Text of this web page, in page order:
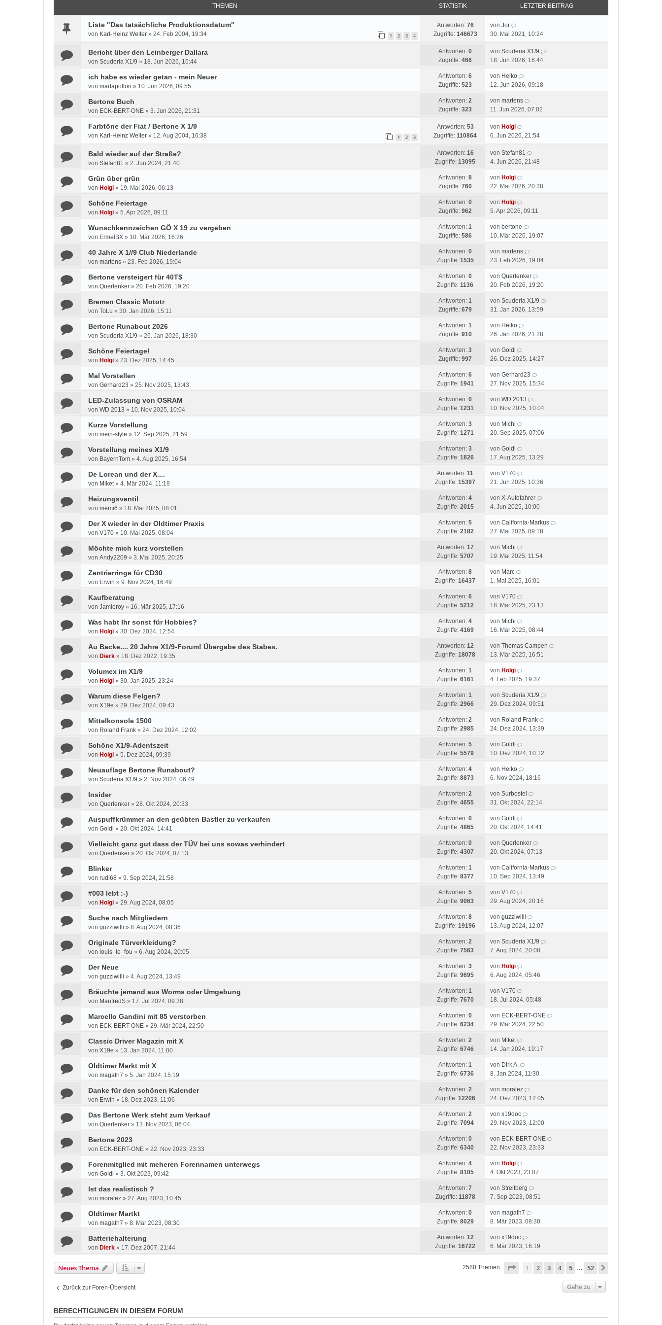
THEMEN STATISTIK LETZTER BEITRAG
Liste "Das tatsächliche Produktionsdatum"
von Karl-Heinz Welter » 24. Feb 2004, 19:34 1 2 3 4
Antworten: 76
Zugriffe: 146673
von Jor
30. Mai 2021, 10:24
Bericht über den Leinberger Dallara
von Scuderia X1/9 » 18. Jun 2026, 16:44
Antworten: 0
Zugriffe: 466
von Scuderia X1/9
18. Jun 2026, 16:44
ich habe es wieder getan - mein Neuer
von madapollon » 10. Jun 2026, 09:55
Antworten: 6
Zugriffe: 523
von Heiko
12. Jun 2026, 09:18
Bertone Buch
von ECK-BERT-ONE » 3. Jun 2026, 21:31
Antworten: 2
Zugriffe: 323
von martens
11. Jun 2026, 07:02
Farbtöne der Fiat / Bertone X 1/9
von Karl-Heinz Welter » 12. Aug 2004, 16:38 1 2 3
Antworten: 53
Zugriffe: 110864
von Holgi
6. Jun 2026, 21:54
Bald wieder auf der Straße?
von Stefan81 » 2. Jun 2024, 21:40
Antworten: 16
Zugriffe: 13095
von Stefan81
4. Jun 2026, 21:48
Grün über grün
von Holgi » 19. Mai 2026, 06:13
Antworten: 8
Zugriffe: 760
von Holgi
22. Mai 2026, 20:38
Schöne Feiertage
von Holgi » 5. Apr 2026, 09:11
Antworten: 0
Zugriffe: 962
von Holgi
5. Apr 2026, 09:11
Wunschkennzeichen GÖ X 19 zu vergeben
von ErmelBX » 10. Mär 2026, 16:26
Antworten: 1
Zugriffe: 586
von bertone
10. Mär 2026, 19:07
40 Jahre X 1//9 Club Niederlande
von martens » 23. Feb 2026, 19:04
Antworten: 0
Zugriffe: 1535
von martens
23. Feb 2026, 19:04
Bertone versteigert für 40T$
von Querlenker » 20. Feb 2026, 19:20
Antworten: 0
Zugriffe: 1136
von Querlenker
20. Feb 2026, 19:20
Bremen Classic Mototr
von ToLu » 30. Jan 2026, 15:11
Antworten: 1
Zugriffe: 679
von Scuderia X1/9
31. Jan 2026, 13:59
Bertone Runabout 2026
von Scuderia X1/9 » 26. Jan 2026, 18:30
Antworten: 1
Zugriffe: 910
von Heiko
26. Jan 2026, 21:28
Schöne Feiertage!
von Holgi » 23. Dez 2025, 14:45
Antworten: 3
Zugriffe: 997
von Goldi
26. Dez 2025, 14:27
Mal Vorstellen
von Gerhard23 » 25. Nov 2025, 13:43
Antworten: 6
Zugriffe: 1941
von Gerhard23
27. Nov 2025, 15:34
LED-Zulassung von OSRAM
von WD 2013 » 10. Nov 2025, 10:04
Antworten: 0
Zugriffe: 1231
von WD 2013
10. Nov 2025, 10:04
Kurze Vorstellung
von mein-style » 12. Sep 2025, 21:59
Antworten: 3
Zugriffe: 1271
von Michi
20. Sep 2025, 07:06
Vorstellung meines X1/9
von BayernTom » 4. Aug 2025, 16:54
Antworten: 3
Zugriffe: 1826
von Goldi
17. Aug 2025, 13:29
De Lorean und der X....
von Miket» 4. Mär 2024, 11:19
Antworten: 11
Zugriffe: 15397
von V170
21. Jun 2025, 10:36
Heizungsventil
von memi6 » 18. Mai 2025, 08:01
Antworten: 4
Zugriffe: 2015
von X-Autofahrer
4. Jun 2025, 10:00
Der X wieder in der Oldtimer Praxis
von V170 » 10. Mai 2025, 08:04
Antworten: 5
Zugriffe: 2182
von California-Markus
27. Mai 2025, 09:18
Möchte mich kurz vorstellen
von Andy2209 » 3. Mai 2025, 20:25
Antworten: 17
Zugriffe: 5707
von Michi
19. Mai 2025, 11:54
Zentrierringe für CD30
von Erwin » 9. Nov 2024, 16:49
Antworten: 8
Zugriffe: 16437
von Marc
1. Mai 2025, 16:01
Kaufberatung
von Jamieroy » 16. Mär 2025, 17:16
Antworten: 6
Zugriffe: 5212
von V170
18. Mär 2025, 23:13
Was habt Ihr sonst für Hobbies?
von Holgi » 30. Dez 2024, 12:54
Antworten: 4
Zugriffe: 4169
von Michi
16. Mär 2025, 08:44
Au Backe.... 20 Jahre X1/9-Forum! Übergabe des Stabes.
von Dierk » 18. Dez 2022, 19:35
Antworten: 12
Zugriffe: 18078
von Thomas Campen
13. Mär 2025, 16:51
Volumex im X1/9
von Holgi » 30. Jan 2025, 23:24
Antworten: 1
Zugriffe: 6161
von Holgi
4. Feb 2025, 19:37
Warum diese Felgen?
von X19e » 29. Dez 2024, 09:43
Antworten: 1
Zugriffe: 2966
von Scuderia X1/9
29. Dez 2024, 09:51
Mittelkonsole 1500
von Roland Frank » 24. Dez 2024, 12:02
Antworten: 2
Zugriffe: 2985
von Roland Frank
24. Dez 2024, 13:39
Schöne X1/9-Adentszeit
von Holgi » 5. Dez 2024, 09:39
Antworten: 5
Zugriffe: 5579
von Goldi
10. Dez 2024, 10:12
Neuauflage Bertone Runabout?
von Scuderia X1/9 » 2. Nov 2024, 06:49
Antworten: 4
Zugriffe: 8873
von Heiko
6. Nov 2024, 18:16
Insider
von Querlenker » 28. Okt 2024, 20:33
Antworten: 2
Zugriffe: 4655
von Surbostel
31. Okt 2024, 22:14
Auspuffkrümmer an den geübten Bastler zu verkaufen
von Goldi » 20. Okt 2024, 14:41
Antworten: 0
Zugriffe: 4865
von Goldi
20. Okt 2024, 14:41
Vielleicht ganz gut dass der TÜV bei uns sowas verhindert
von Querlenker » 20. Okt 2024, 07:13
Antworten: 0
Zugriffe: 4307
von Querlenker
20. Okt 2024, 07:13
Blinker
von rudi68 » 9. Sep 2024, 21:58
Antworten: 1
Zugriffe: 8377
von California-Markus
10. Sep 2024, 13:49
#003 lebt :-)
von Holgi » 29. Aug 2024, 08:05
Antworten: 5
Zugriffe: 9063
von V170
29. Aug 2024, 20:16
Suche nach Mitgliedern
von guzziwilli » 8. Aug 2024, 08:36
Antworten: 8
Zugriffe: 19196
von guzziwilli
13. Aug 2024, 12:07
Originale Türverkleidung?
von louis_le_fou » 6. Aug 2024, 20:05
Antworten: 2
Zugriffe: 7563
von Scuderia X1/9
7. Aug 2024, 20:08
Der Neue
von guzziwilli » 4. Aug 2024, 13:49
Antworten: 3
Zugriffe: 9695
von Holgi
6. Aug 2024, 05:46
Bräuchte jemand aus Worms oder Umgebung
von ManfredS » 17. Jul 2024, 09:38
Antworten: 1
Zugriffe: 7670
von V170
18. Jul 2024, 05:48
Marcello Gandini mit 85 verstorben
von ECK-BERT-ONE » 29. Mär 2024, 22:50
Antworten: 0
Zugriffe: 6234
von ECK-BERT-ONE
29. Mär 2024, 22:50
Classic Driver Magazin mit X
von X19e » 13. Jan 2024, 11:00
Antworten: 2
Zugriffe: 6746
von Miket
14. Jan 2024, 19:17
Oldtimer Markt mit X
von magath7 » 5. Jan 2024, 15:19
Antworten: 1
Zugriffe: 6736
von Dirk A.
8. Jan 2024, 11:30
Danke für den schönen Kalender
von Erwin » 18. Dez 2023, 11:06
Antworten: 2
Zugriffe: 12206
von moralez
24. Dez 2023, 12:05
Das Bertone Werk steht zum Verkauf
von Querlenker » 13. Nov 2023, 06:04
Antworten: 2
Zugriffe: 7094
von x19doc
29. Nov 2023, 12:00
Bertone 2023
von ECK-BERT-ONE » 22. Nov 2023, 23:33
Antworten: 0
Zugriffe: 6340
von ECK-BERT-ONE
22. Nov 2023, 23:33
Forenmitglied mit meheren Forennamen unterwegs
von Goldi » 3. Okt 2023, 09:42
Antworten: 4
Zugriffe: 8105
von Holgi
4. Okt 2023, 23:07
Ist das realistisch ?
von moralez » 27. Aug 2023, 10:45
Antworten: 7
Zugriffe: 11878
von Streitberg
7. Sep 2023, 08:51
Oldtimer Martkt
von magath7 » 8. Mär 2023, 08:30
Antworten: 0
Zugriffe: 8029
von magath7
8. Mär 2023, 08:30
Batteriehalterung
von Dierk » 17. Dez 2007, 21:44
Antworten: 12
Zugriffe: 16722
von x19doc
6. Mär 2023, 16:19
Neues Thema 2580 Themen Seite von52
1 2 3 4 5 … 52
Zurück zur Foren-Übersicht Gehe zu
BERECHTIGUNGEN IN DIESEM FORUM